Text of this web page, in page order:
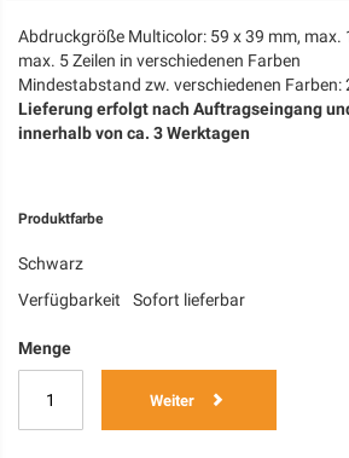
Abdruckgröße Multicolor: 59 x 39 mm, max.
max. 5 Zeilen in verschiedenen Farben
Mindestabstand zw. verschiedenen Farben:
Lieferung erfolgt nach Auftragseingang
innerhalb von ca. 3 Werktagen
Produktfarbe
Schwarz
Verfügbarkeit
Sofort lieferbar
Menge
Weiter